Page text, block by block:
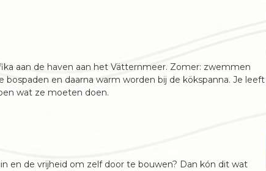
aan de haven aan het Vätternmeer. Zomer: zwemmen
en daarna warm worden bij de kökspanna. Je leeft
wat ze moeten doen.
en de vrijheid om zelf door te bouwen? Dan kón dit wat